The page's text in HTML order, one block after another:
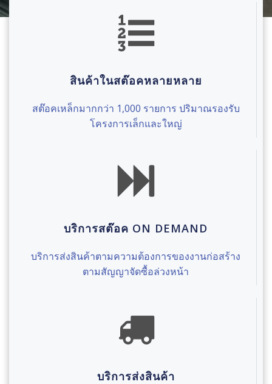
สินค้าในสต๊อคหลายหลาย
สต๊อคเหล็กมากกว่า 1,000 รายการ ปริมาณรองรับ
โครงการเล็กและใหญ่
บริการสต๊อค ON DEMAND
บริการส่งสินค้าตามความต้องการของงานก่อสร้าง
ตามสัญญาจัดซื้อล่วงหน้า
บริการส่งสินค้า